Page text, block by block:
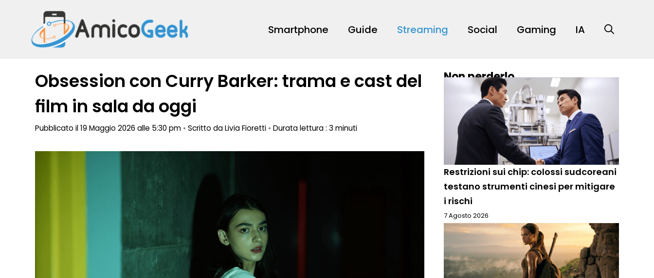
contenuto
Smartphone Guide Streaming Social Gaming IA
Obsession con Curry Barker: trama e cast del
film in sala da oggi
Pubblicato il 19 Maggio 2026 alle 5:30 pm • Scritto daLivia Fioretti • Durata lettura : 3 minuti
Non perderlo
Restrizioni sui chip: colossi sudcoreani
testano strumenti cinesi per mitigare
i rischi
7 Agosto 2026